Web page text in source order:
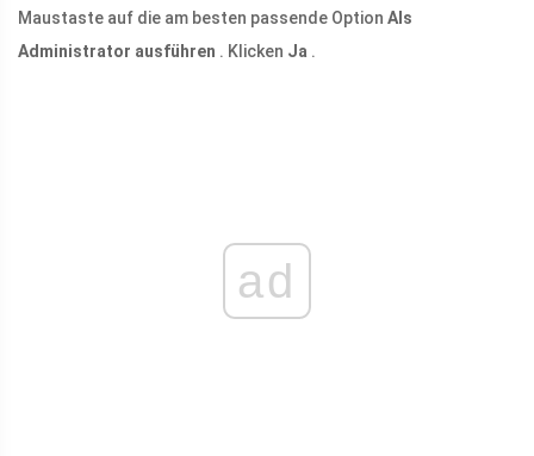
Maustaste auf die am besten passende Option Als
Administrator ausführen . Klicken Ja .
ad